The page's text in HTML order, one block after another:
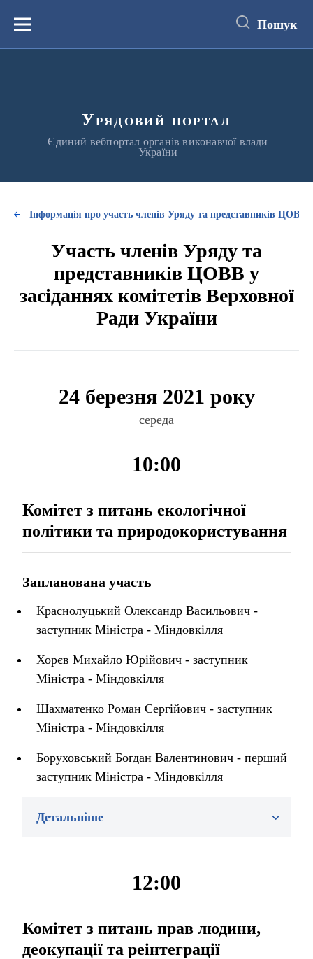
вмістуМеню Пошук
Урядовий портал
Єдиний вебпортал органів виконавчої влади
України
Інформація про участь членів Уряду та представників ЦОВВ
Участь членів Уряду та
представників ЦОВВ у
засіданнях комітетів Верховної
Ради України
24 березня 2021 року
середа
10:00
Комітет з питань екологічної
політики та природокористування
Запланована участь
Краснолуцький Олександр Васильович -
заступник Міністра - Міндовкілля
Хорєв Михайло Юрійович - заступник
Міністра - Міндовкілля
Шахматенко Роман Сергійович - заступник
Міністра - Міндовкілля
Боруховський Богдан Валентинович - перший
заступник Міністра - Міндовкілля
Детальніше
12:00
Комітет з питань прав людини,
деокупації та реінтеграції